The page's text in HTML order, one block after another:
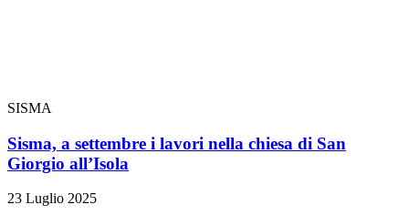
SISMA
Sisma, a settembre i lavori nella chiesa di San
Giorgio all’Isola
23 Luglio 2025